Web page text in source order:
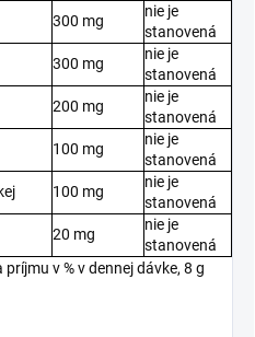
300 mg
nie je
stanovená
300 mg
nie je
stanovená
200 mg
nie je
stanovená
100 mg
nie je
stanovená
100 mg
nie je
stanovená
20 mg
nie je
stanovená
v % v dennej dávke, 8 g